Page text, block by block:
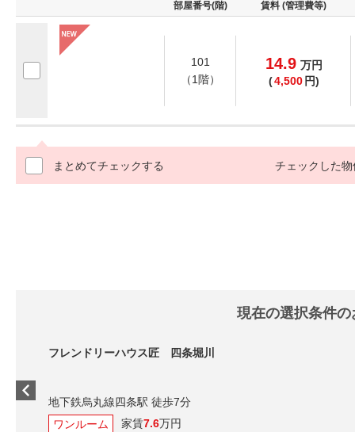
部屋番号(階) 賃料 (管理費等)
101
（1階）
14.9 万円
(4,500 円)
まとめてチェックする チェックした物
現在の選択条件
フレンドリーハウス匠 四条堀川
地下鉄烏丸線四条駅 徒歩7分
ワンルーム
家賃7.6万円